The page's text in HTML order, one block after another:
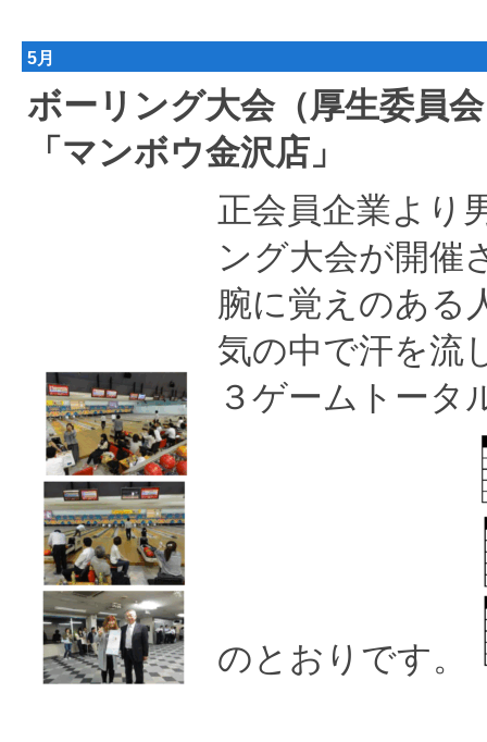
5月
ボーリング大会（厚生委員
「マンボウ金沢店」
正会員企業より
ング大会が開催
腕に覚えのある
気の中で汗を流
３ゲームトータ
のとおりです。